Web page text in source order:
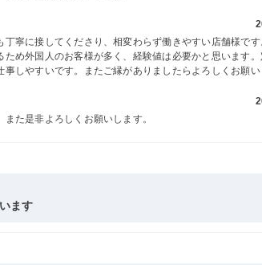
丁寧に接してくださり、相変わらず働きやすい店舗様で
ため外国人のお客様が多く、経験値は必要かと思います
事しやすいです。またご縁がありましたらよろしくお願
た是非よろしくお願いします。
ます